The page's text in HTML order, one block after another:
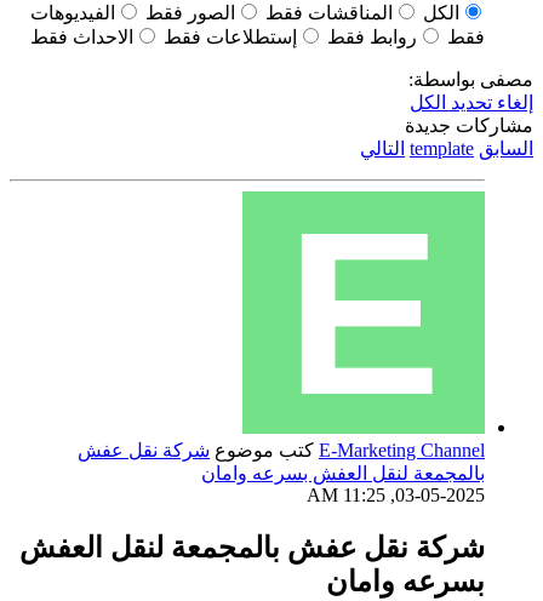
الكل المناقشات فقط الصور فقط
الفيديوهات
فقط
روابط فقط إستطلاعات فقط الاحداث فقط
مصفى بواسطة:
إلغاء تحديد الكل
مشاركات جديدة
السابق template التالي
E-Marketing Channel كتب موضوع شركة نقل عفش
بالمجمعة لنقل العفش بسرعه وامان
03-05-2025, 11:25 AM
شركة نقل عفش بالمجمعة لنقل العفش
بسرعه وامان